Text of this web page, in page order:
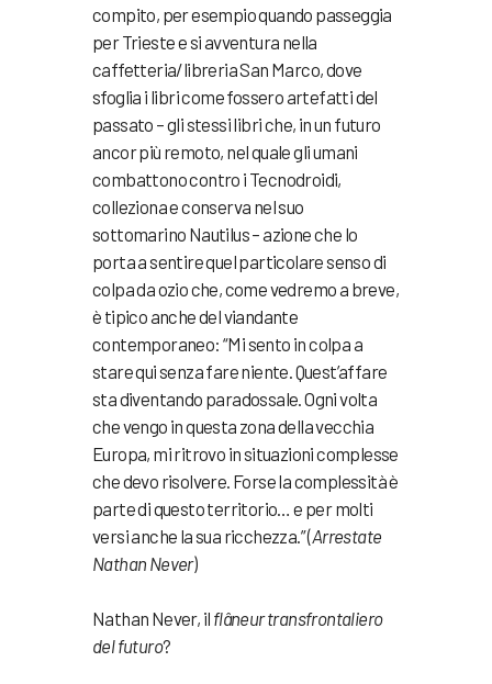
compito, per esempio quando passeggia
per Trieste e si avventura nella
caffetteria/libreria San Marco, dove
sfoglia i libri come fossero artefatti del
passato – gli stessi libri che, in un futuro
ancor più remoto, nel quale gli umani
combattono contro i Tecnodroidi,
colleziona e conserva nel suo
sottomarino Nautilus – azione che lo
porta a sentire quel particolare senso di
colpa da ozio che, come vedremo a breve,
è tipico anche del viandante
contemporaneo: “Mi sento in colpa a
stare qui senza fare niente. Quest’affare
sta diventando paradossale. Ogni volta
che vengo in questa zona della vecchia
Europa, mi ritrovo in situazioni complesse
che devo risolvere. Forse la complessità è
parte di questo territorio… e per molti
versi anche la sua ricchezza.” (Arrestate
Nathan Never)
Nathan Never, il flâneur transfrontaliero
del futuro?